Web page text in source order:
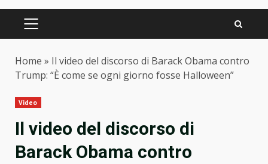
PRIMARY
Home » Il video del discorso di Barack Obama contro
Trump: “È come se ogni giorno fosse Halloween”
Video
Il video del discorso di
Barack Obama contro